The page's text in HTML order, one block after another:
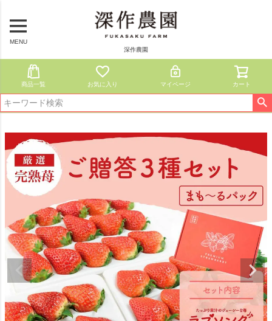
MENU
深作農園
商品一覧 お気に入り マイページ カート